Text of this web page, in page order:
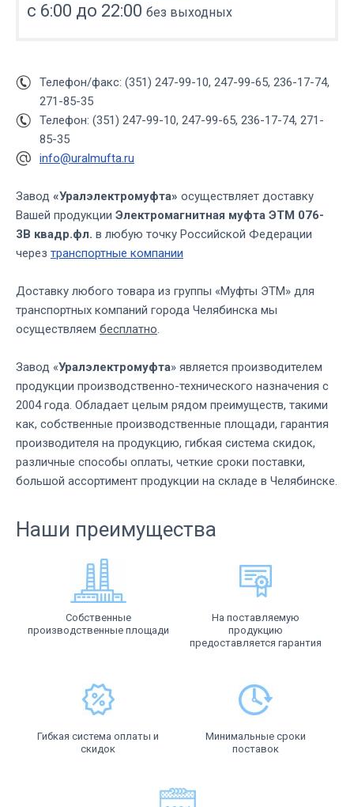
с 6:00 до 22:00 без выходных
Телефон/факс: (351) 247-99-10, 247-99-65, 236-17-74,
271-85-35
Телефон: (351) 247-99-10, 247-99-65, 236-17-74, 271-
85-35
info@uralmufta.ru
Завод «Уралэлектромуфта» осуществляет доставку
Вашей продукции Электромагнитная муфта ЭТМ 076-
3В квадр.фл. в любую точку Российской Федерации
через транспортные компании
Доставку любого товара из группы «Муфты ЭТМ» для
транспортных компаний города Челябинска мы
осуществляем бесплатно.
Завод «Уралэлектромуфта» является производителем
продукции производственно-технического назначения с
2004 года. Обладает целым рядом преимуществ, такими
как, собственные производственные площади, гарантия
производителя на продукцию, гибкая система скидок,
различные способы оплаты, четкие сроки поставки,
большой ассортимент продукции на складе в Челябинске.
Наши преимущества
Собственные
производственные площади
На поставляемую
продукцию
предоставляется гарантия
Гибкая система оплаты и
скидок
Минимальные сроки
поставок